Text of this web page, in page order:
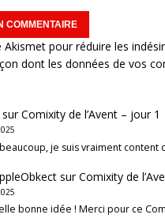
Akismet pour réduire les
dont les données de vos
surComixity de l’Avent – jour 1
je suis vraiment content
surComixity de
bonne idée ! Merci pour ce